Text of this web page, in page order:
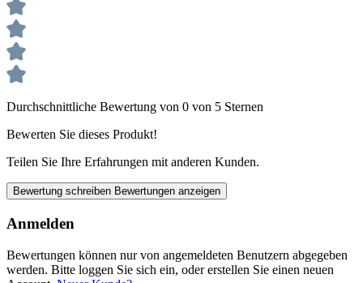
Durchschnittliche Bewertung von 0 von 5 Sternen
Bewerten Sie dieses Produkt!
Teilen Sie Ihre Erfahrungen mit anderen Kunden.
Bewertung schreiben Bewertungen anzeigen
Anmelden
Bewertungen können nur von angemeldeten Benutzern abgegeben
werden. Bitte loggen Sie sich ein, oder erstellen Sie einen neuen